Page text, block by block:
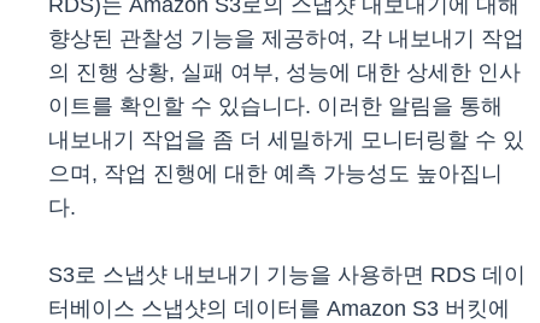
RDS)는 Amazon S3로의 스냅샷 내보내기에 대해
향상된 관찰성 기능을 제공하여, 각 내보내기 작업
의 진행 상황, 실패 여부, 성능에 대한 상세한 인사
이트를 확인할 수 있습니다. 이러한 알림을 통해
내보내기 작업을 좀 더 세밀하게 모니터링할 수 있
으며, 작업 진행에 대한 예측 가능성도 높아집니
다.
S3로 스냅샷 내보내기 기능을 사용하면 RDS 데이
터베이스 스냅샷의 데이터를 Amazon S3 버킷에